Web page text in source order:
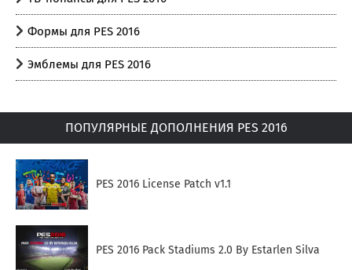
Формы для PES 2016
Эмблемы для PES 2016
ПОПУЛЯРНЫЕ ДОПОЛНЕНИЯ PES 2016
PES 2016 License Patch v1.1
PES 2016 Pack Stadiums 2.0 By Estarlen Silva